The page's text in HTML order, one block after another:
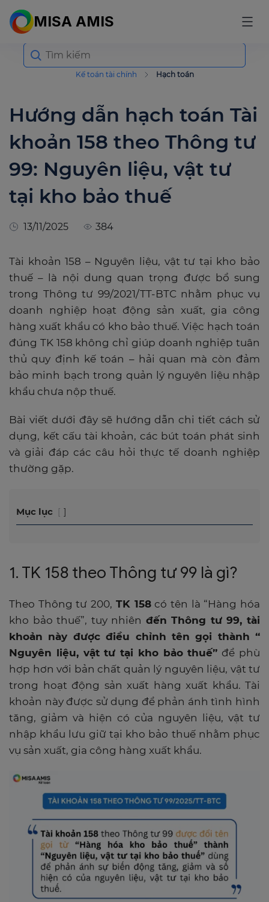
MISA AMIS
Kế toán tài chính Hạch toán
Search
for:
Hướng dẫn hạch toán Tài
khoản 158 theo Thông tư
99: Nguyên liệu, vật tư
tại kho bảo thuế
13/11/2025 384
Tài khoản 158 – Nguyên liệu, vật tư tại kho bảo
thuế – là nội dung quan trọng được bổ sung
trong Thông tư 99/2021/TT-BTC nhằm phục vụ
doanh nghiệp hoạt động sản xuất, gia công
hàng xuất khẩu có kho bảo thuế. Việc hạch toán
đúng TK 158 không chỉ giúp doanh nghiệp tuân
thủ quy định kế toán – hải quan mà còn đảm
bảo minh bạch trong quản lý nguyên liệu nhập
khẩu chưa nộp thuế.
Bài viết dưới đây sẽ hướng dẫn chi tiết cách sử
dụng, kết cấu tài khoản, các bút toán phát sinh
và giải đáp các câu hỏi thực tế doanh nghiệp
thường gặp.
Mục lục
1. TK 158 theo Thông tư 99 là gì?
Theo Thông tư 200, TK 158có tên là “Hàng hóa
kho bảo thuế”, tuy nhiên đến Thông tư 99, tài
khoản này được điều chỉnh tên gọi thành “
Nguyên liệu, vật tư tại kho bảo thuế” để phù
hợp hơn với bản chất quản lý nguyên liệu, vật tư
trong hoạt động sản xuất hàng xuất khẩu. Tài
khoản này được sử dụng để phản ánh tình hình
tăng, giảm và hiện có của nguyên liệu, vật tư
nhập khẩu lưu giữ tại kho bảo thuế nhằm phục
vụ sản xuất, gia công hàng xuất khẩu.